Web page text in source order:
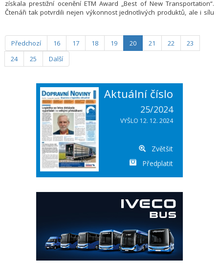
získala prestižní ocenění ETM Award „Best of New Transportation“.
Čtenáři tak potvrdili nejen výkonnost jednotlivých produktů, ale i sílu
podvozků, plachtových návěsů, chladírenských návěsů, lehkých
návěsů, návěsů se výměnnými nástavbami, chladicích jednotek,
telematiky a v kategorii „Budoucnost logistiky“.
Předchozí 16 17 18 19 20 21 22
23
24
25 Další
Aktuální číslo
25/2024
VYŠLO 12. 12. 2024
Zvětšit
Předplatit